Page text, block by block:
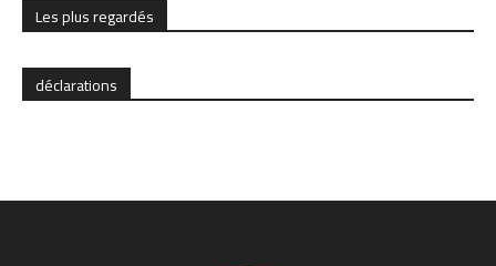
Les plus regardés
déclarations